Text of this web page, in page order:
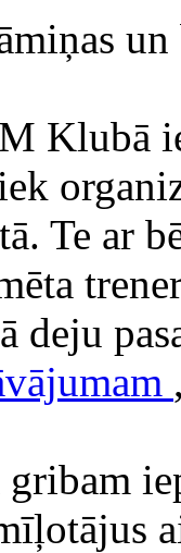
un
Klubā
Te ar
deju
gribam